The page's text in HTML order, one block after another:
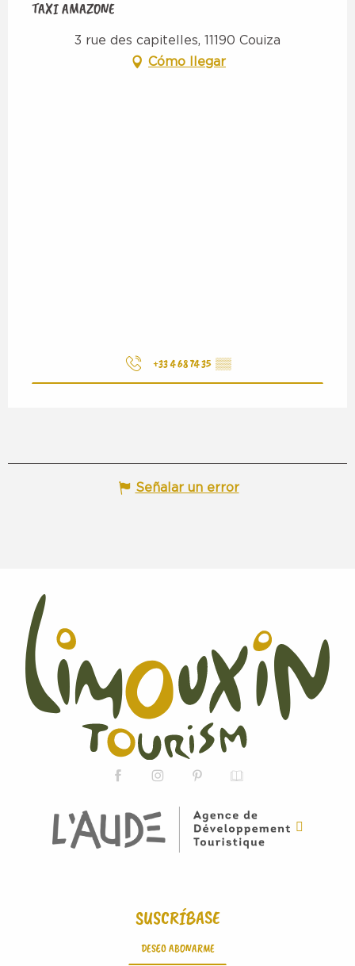
TAXI AMAZONE
3 rue des capitelles, 11190 Couiza
Cómo llegar
+33 4 68 74 35 ▒▒
Señalar un error
SUSCRÍBASE
DESEO ABONARME